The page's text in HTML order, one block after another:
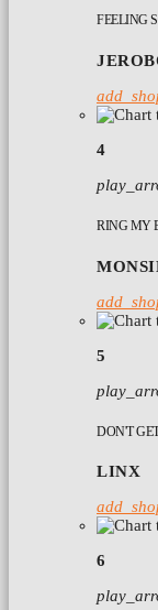
FEELING
4
RING MY
5
DON'T
LINX
6